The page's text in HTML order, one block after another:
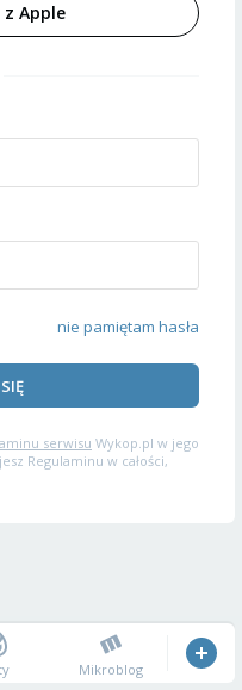
Apple
nie pamiętam hasła
serwisu Wykop.pl w jego
Regulaminu w całości,
Mikroblog